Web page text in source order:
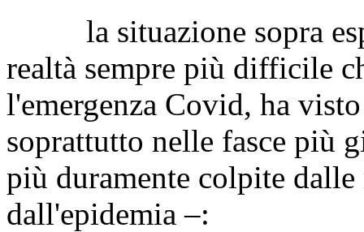
la situazione sopra
realtà sempre più difficile
l'emergenza Covid, ha
soprattutto nelle fasce più
più duramente colpite dalle
dall'epidemia –: